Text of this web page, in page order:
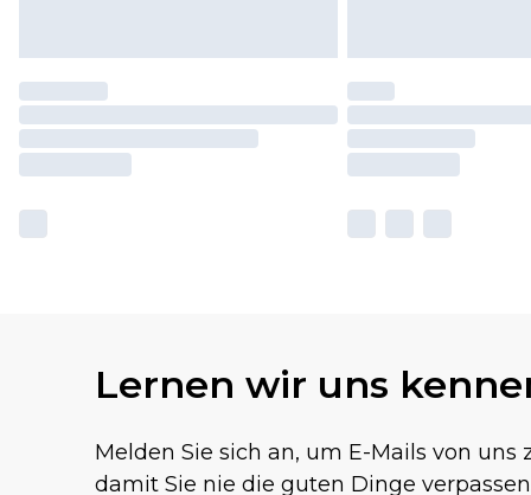
Lernen wir uns
Melden Sie sich an, um E-Mails von uns
damit Sie nie die guten Dinge